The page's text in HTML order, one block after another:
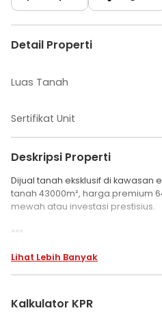
Detail Properti
Luas Tanah
Sertifikat Unit
Deskripsi Properti
Dijual tanah eksklusif di kawasan
tanah 43000m², harga premium
mewah atau investasi prestisius.
***
Benowo Surabaya
Luas Tanah. 43.000m2 / 4.3ha
Lihat Lebih Banyak
Kalkulator KPR